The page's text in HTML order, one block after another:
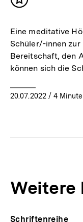
Inhalt
Eine meditative
Schüler/-innen
Bereitschaft, den
können sich die
20.07.2022/ 4
Weitere
Inhaltskarousell
Inhaltskarussell
Schriftenreihe